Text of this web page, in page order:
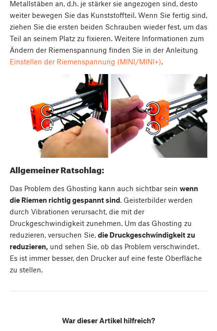
Metallstäben an, d.h. je stärker sie angezogen sind, desto
weiter bewegen Sie das Kunststoffteil. Wenn Sie fertig sind,
ziehen Sie die ersten beiden Schrauben wieder fest, um das
Teil an seinem Platz zu fixieren. Weitere Informationen zum
Ändern der Riemenspannung finden Sie in der Anleitung
Einstellen der Riemenspannung (MINI/MINI+).
Allgemeiner Ratschlag:
Das Problem des Ghosting kann auch sichtbar sein wenn
die Riemen richtig gespannt sind. Geisterbilder werden
durch Vibrationen verursacht, die mit der
Druckgeschwindigkeit zunehmen. Um das Ghosting zu
reduzieren, versuchen Sie, die Druckgeschwindigkeit zu
reduzieren, und sehen Sie, ob das Problem verschwindet.
Es ist immer besser, den Drucker auf eine feste Oberfläche
zu stellen.
War dieser Artikel hilfreich?